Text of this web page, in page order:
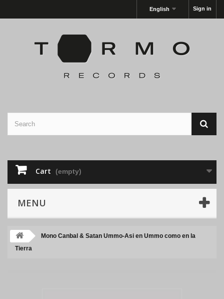
Sign in
English
Cart (empty)
MENU
Mono Canbal & Satan Ummo-Asi en Ummo como en la
Tierra